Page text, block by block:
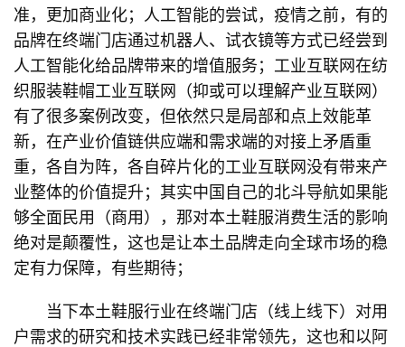
准，更加商业化；人工智能的尝试，疫情之前，有的
品牌在终端门店通过机器人、试衣镜等方式已经尝到
人工智能化给品牌带来的增值服务；工业互联网在纺
织服装鞋帽工业互联网（抑或可以理解产业互联网）
有了很多案例改变，但依然只是局部和点上效能革
新，在产业价值链供应端和需求端的对接上矛盾重
重，各自为阵，各自碎片化的工业互联网没有带来产
业整体的价值提升；其实中国自己的北斗导航如果能
够全面民用（商用），那对本土鞋服消费生活的影响
绝对是颠覆性，这也是让本土品牌走向全球市场的稳
定有力保障，有些期待；
当下本土鞋服行业在终端门店（线上线下）对用
户需求的研究和技术实践已经非常领先，这也和以阿